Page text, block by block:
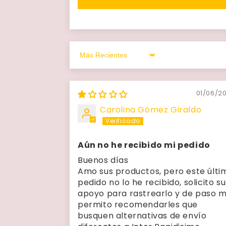
Sort by
01/06/
Carolina Gómez Giraldo
Aún no he recibido mi pedido
Buenos días
Amo sus productos, pero este
pedido no lo he recibido, solicito su
apoyo para rastrearlo y de paso
permito recomendarles que
busquen alternativas de envío